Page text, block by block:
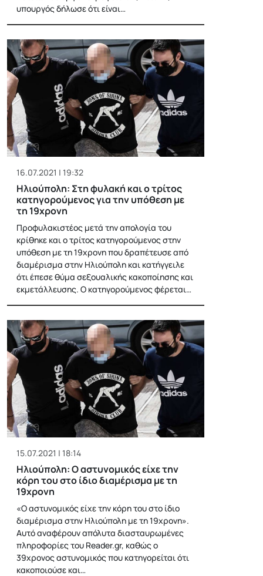
υπουργός δήλωσε ότι είναι…
16.07.2021 | 19:32
Ηλιούπολη: Στη φυλακή και ο τρίτος
κατηγορούμενος για την υπόθεση με
τη 19χρονη
Προφυλακιστέος μετά την απολογία του
κρίθηκε και ο τρίτος κατηγορούμενος στην
υπόθεση με τη 19χρονη που δραπέτευσε από
διαμέρισμα στην Ηλιούπολη και κατήγγειλε
ότι έπεσε θύμα σεξουαλικής κακοποίησης και
εκμετάλλευσης. Ο κατηγορούμενος φέρεται…
15.07.2021 | 18:14
Ηλιούπολη: Ο αστυνομικός είχε την
κόρη του στο ίδιο διαμέρισμα με τη
19χρονη
«Ο αστυνομικός είχε την κόρη του στο ίδιο
διαμέρισμα στην Ηλιούπολη με τη 19χρονη».
Αυτό αναφέρουν απόλυτα διασταυρωμένες
πληροφορίες του Reader.gr, καθώς ο
39χρονος αστυνομικός που κατηγορείται ότι
κακοποιούσε και…